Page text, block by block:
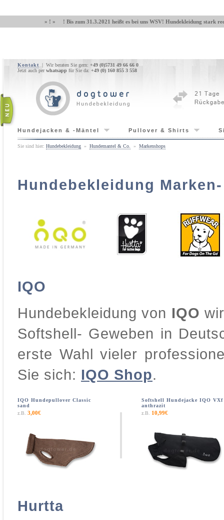
» ! » ! Bis zum 31.3.2021 heißt es bei uns WSV! Hundekleidung stark
Kontakt | Wir beraten Sie gern: +49 (0)5731 49 66 66 0
Jetzt auch perwhatsapp für Sie da: +49 (0) 160 855 3 558
Hundejacken & -Mäntel Pullover & Shirts
Sie sind hier: Hundebekleidung » Hundemantel & Co. » Markenshops
Hundebekleidung
IQO
Hundebekleidung von IQO
Softshell- Geweben in
erste Wahl vieler
Sie sich: IQO Shop.
IQO Hundepullover Classic
sand
z.B. 3,00€
Softshell Hundejacke IQO VXf
anthrazit
z.B.
10,99€
Hurtta